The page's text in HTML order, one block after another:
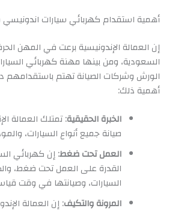
أهمية استقدام كهربائي سيارات
إن العمالة الإندونيسية برعت في المهن
السعودية، ومن بينها مهنة كهربائي
الورش وشركات الصيانة تهتم باستقدامهم
أهمية ذلك:
الخبرة الحقيقية: تمتلك العمالة
صيانة جميع أنواع السيارات،
العمل تحت ضغط: إن كهربائي
القدرة على العمل تحت ضغط،
السيارات، وصيانتها في وقت
المرونة والتكيف: إن العمالة